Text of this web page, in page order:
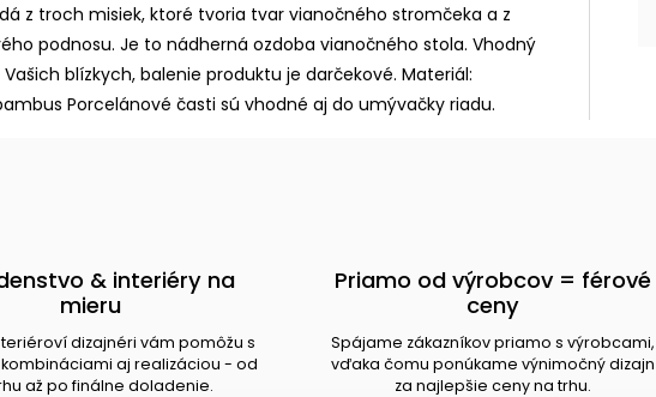
z troch misiek, ktoré tvoria tvar vianočného stromčeka a z
podnosu. Je to nádherná ozdoba vianočného stola. Vhodný
blízkych, balenie produktu je darčekové. Materiál:
Porcelánové časti sú vhodné aj do umývačky riadu.
& interiéry na
mieru
dizajnéri vám pomôžu s
aj realizáciou - od
až po finálne doladenie.
Priamo od výrobcov = férové
ceny
Spájame zákazníkov priamo s výrobcami,
vďaka čomu ponúkame výnimočný dizajn
za najlepšie ceny na trhu.